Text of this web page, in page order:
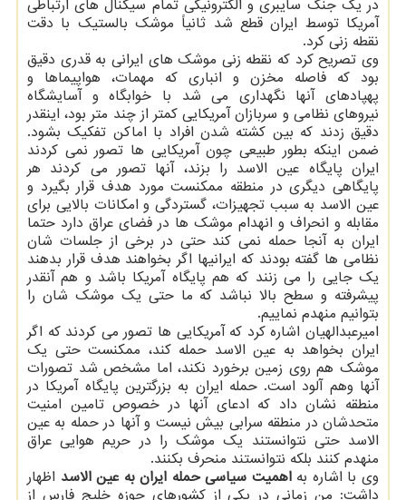
در یك جنگ سایبری و الكترونیكی تمام سیگنال های ارتباطی
آمریكا توسط ایران قطع شد ثانیاً موشك بالستیك با دقت
نقطه زنی كرد.
وی تصریح كرد كه نقطه زنی موشك های ایرانی به قدری دقیق
بود كه فاصله مخزن و انباری كه مهمات، هواپیماها و
پهپادهای آنها نگهداری می شد با خوابگاه و آسایشگاه
نیروهای نظامی و سربازان آمریكایی كمتر از چند متر بود، اینقدر
دقیق زدند كه بین كشته شدن افراد با اماكن تفكیك بشود.
ضمن اینكه بطور طبیعی چون آمریكایی ها تصور نمی كردند
ایران پایگاه عین الاسد را بزند، آنها تصور می كردند هر
پایگاهی دیگری در منطقه ممكنست مورد هدف قرار بگیرد و
عین الاسد به سبب تجهیزات، گستردگی و امكانات بالایی برای
مقابله و انحراف و انهدام موشك ها در فضای عراق دارد حتما
ایران به آنجا حمله نمی كند حتی در برخی از جلسات شان
نظامی ها گفته بودند كه ایرانیها اگر بخواهند هدف قرار بدهند
یك جایی را می زنند كه هم پایگاه آمریكا باشد و هم آنقدر
پیشرفته و سطح بالا نباشد كه ما حتی یك موشك شان را
بتوانیم منهدم نماییم.
امیرعبدالهیان اشاره كرد كه آمریكایی ها تصور می كردند كه اگر
ایران بخواهد به عین الاسد حمله كند، ممكنست حتی یك
موشك هم روی زمین برخورد نكند، اما مشخص شد تصورات
آنها وهم آلود است. حمله ایران به بزرگترین پایگاه آمریكا در
منطقه نشان داد كه ادعای آنها در خصوص تامین امنیت
متحدشان در منطقه سرابی بیش نیست و آنها در حمله به عین
الاسد حتی نتوانستند یك موشك را در حریم هوایی عراق
منهدم كنند بلكه نتوانستند منحرف بكنند.
وی با اشاره به اهمیت سیاسی حمله ایران به عین الاسد اظهار